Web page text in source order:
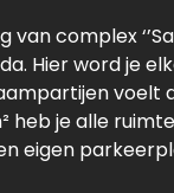
van complex
Hier word je
voelt
heb je alle
eigen